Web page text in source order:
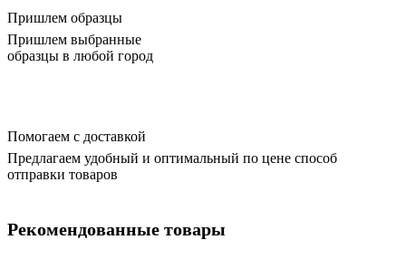
Пришлем образцы
Пришлем выбранные
образцы в любой город
Помогаем с доставкой
Предлагаем удобный и оптимальный по цене способ
отправки товаров
Рекомендованные товары